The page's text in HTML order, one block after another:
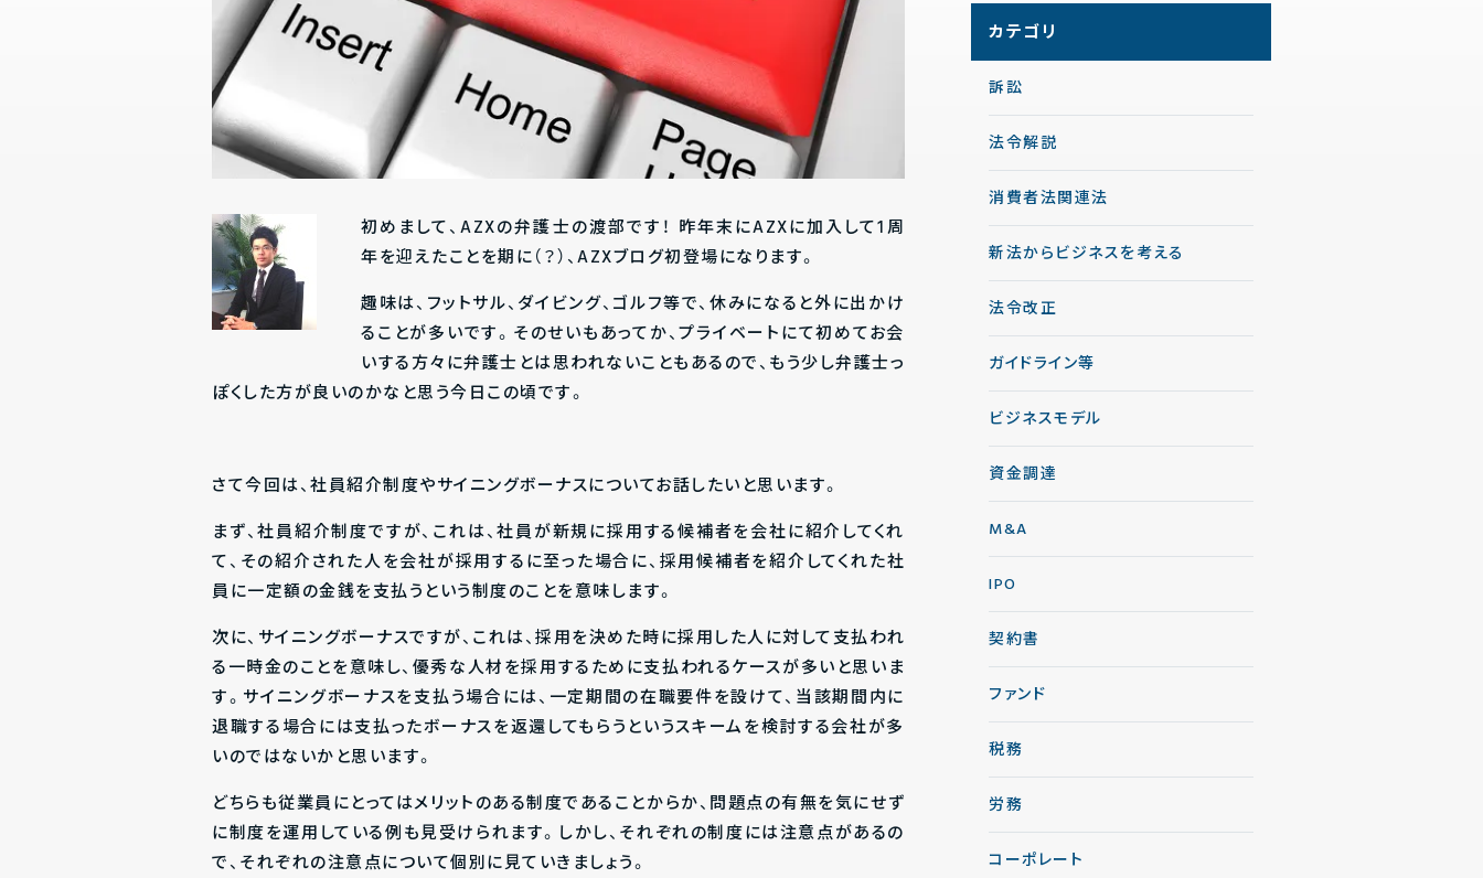
初めまして、AZXの弁護士の渡部です！ 昨年末にAZXに加入して1周
年を迎えたことを期に（？）、AZXブログ初登場になります。
趣味は、フットサル、ダイビング、ゴルフ等で、休みになると外に出かけ
ることが多いです。そのせいもあってか、プライベートにて初めてお会
いする方々に弁護士とは思われないこともあるので、もう少し弁護士っ
ぽくした方が良いのかなと思う今日この頃です。
さて今回は、社員紹介制度やサイニングボーナスについてお話したいと思います。
まず、社員紹介制度ですが、これは、社員が新規に採用する候補者を会社に紹介してくれ
て、その紹介された人を会社が採用するに至った場合に、採用候補者を紹介してくれた社
員に一定額の金銭を支払うという制度のことを意味します。
次に、サイニングボーナスですが、これは、採用を決めた時に採用した人に対して支払われ
る一時金のことを意味し、優秀な人材を採用するために支払われるケースが多いと思いま
す。サイニングボーナスを支払う場合には、一定期間の在職要件を設けて、当該期間内に
退職する場合には支払ったボーナスを返還してもらうというスキームを検討する会社が多
いのではないかと思います。
どちらも従業員にとってはメリットのある制度であることからか、問題点の有無を気にせず
に制度を運用している例も見受けられます。しかし、それぞれの制度には注意点があるの
で、それぞれの注意点について個別に見ていきましょう。
カテゴリ
訴訟
法令解説
消費者法関連法
新法からビジネスを考える
法令改正
ガイドライン等
ビジネスモデル
資金調達
M&A
IPO
契約書
ファンド
税務
労務
コーポレート